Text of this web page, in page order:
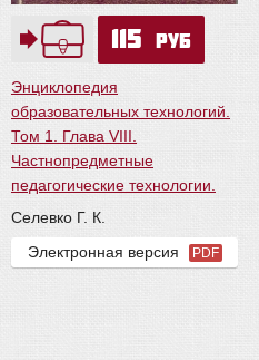
115 руб
Энциклопедия
образовательных технологий.
Том 1. Глава VIII.
Частнопредметные
педагогические технологии.
Селевко Г. К.
Электронная версия
PDF